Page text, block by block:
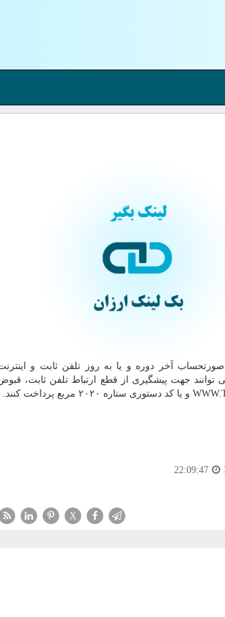
آخر دوره و یا به روز تلفن ثابت و
نمایند. شهروندان تهرانی می توانند جهت پیشگیری از قطع ارتباط تلفن ثابت،
22:09:47
X